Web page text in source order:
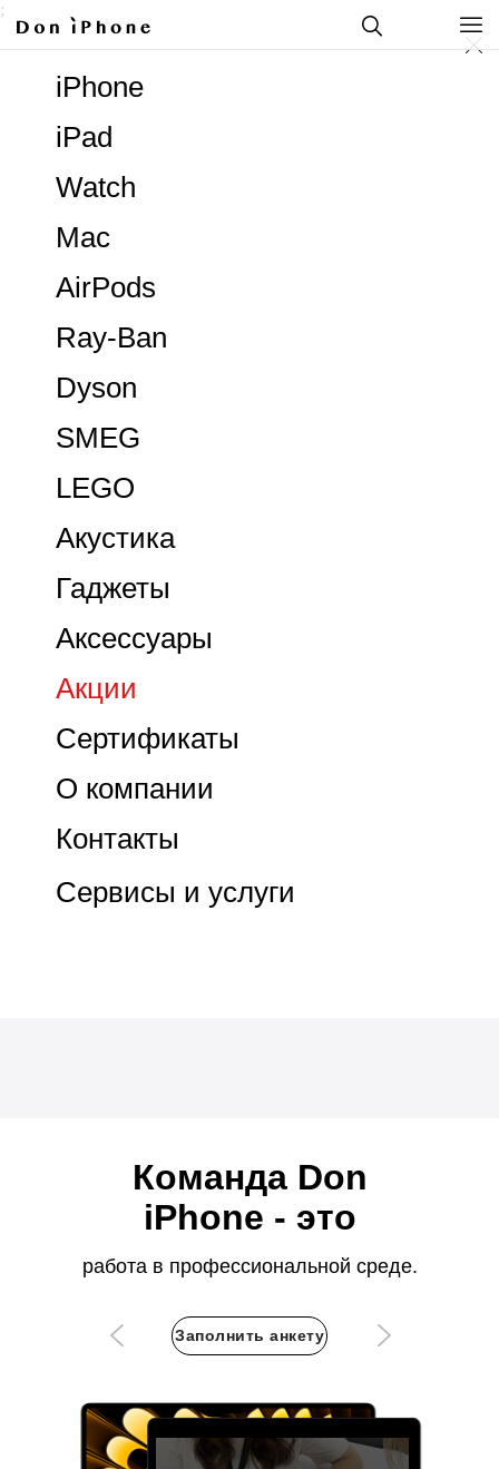
;
Контакты
О компании
Сертификаты
Акции
Аксессуары
Гаджеты
Акустика
Dyson
AirPods
Ray-Ban
LEGO
SMEG
Mac
Watch
iPad
iPhone
Сервисы и услуги
работа в профессиональной среде.
Команда Don
iPhone - это
Заполнить анкету